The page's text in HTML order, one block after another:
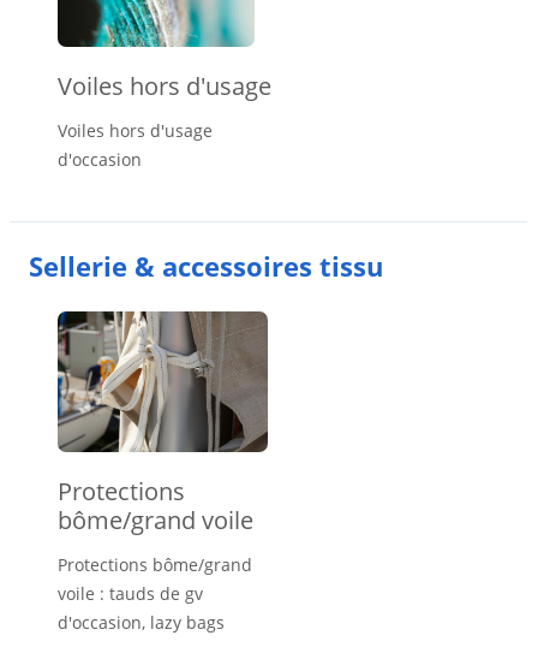
Voiles hors d'usage
Voiles hors d'usage
d'occasion
Sellerie & accessoires tissu
Protections
bôme/grand voile
Protections bôme/grand
voile : tauds de gv
d'occasion, lazy bags